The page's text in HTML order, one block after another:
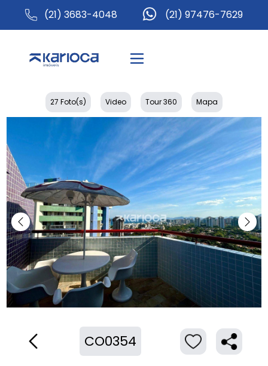
(21) 3683-4048 (21) 97476-7629
CO0354
27 Foto(s) Video Tour 360 Mapa